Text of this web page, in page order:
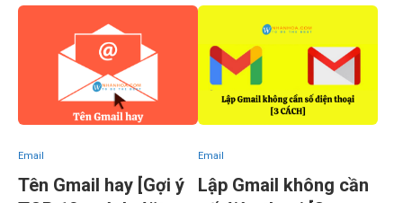
Email
Tên Gmail hay [Gợi ý
Email
Lập Gmail không cần